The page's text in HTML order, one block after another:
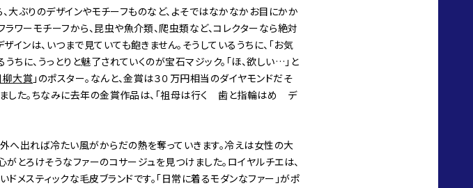
、大ぶりのデザインやモチーフものなど、よそではなかなかお目にかか
ワーモチーフから、昆虫や魚介類、爬虫類など、コレクターなら絶対
ンは、いつまで見ていても飽きません。そうしているうちに、「お気
ちに、うっとりと魅了されていくのが宝石マジック。「ほ、欲しい…」と
柳大賞 」のポスター。なんと、金賞は３０万円相当のダイヤモンドだそ
ました。ちなみに去年の金賞作品は、「祖母は行く 歯と指輪はめ デ
へ出れば冷たい風がからだの熱を奪っていきます。冷えは女性の大
がとろけそうなファーのコサージュを見つけました。ロイヤルチエは、
スティックな毛皮ブランドです。「日常に着るモダンなファー」がポ